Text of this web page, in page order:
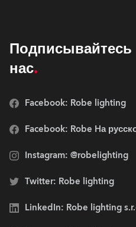
Подписывайтесь
нас
Facebook: Robe lighting
Facebook: Robe Hа
Instagram: @robelighting
Twitter: Robe lighting
LinkedIn: Robe lighting